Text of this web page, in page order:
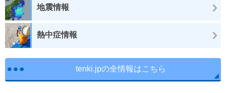
地震情報
熱中症情報
tenki.jpの全情報はこちら